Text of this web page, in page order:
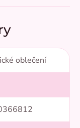
oblečení